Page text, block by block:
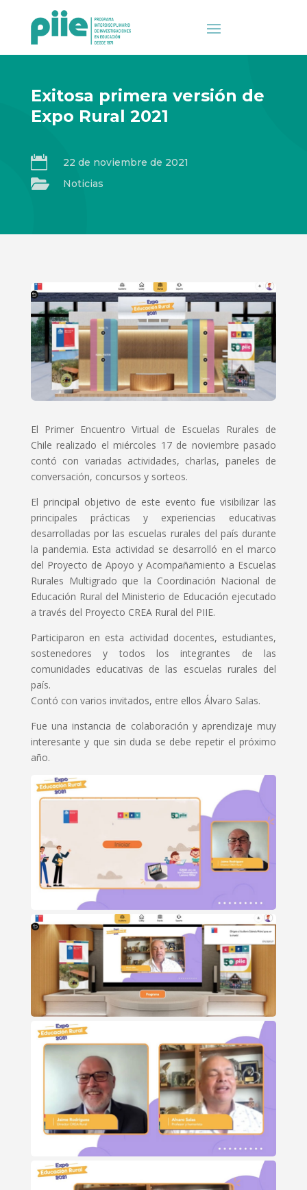
Exitosa primera versión de
Expo Rural 2021
 22 de noviembre de 2021
 Noticias
El Primer Encuentro Virtual de Escuelas Rurales de
Chile realizado el miércoles 17 de noviembre pasado
contó con variadas actividades, charlas, paneles de
conversación, concursos y sorteos.
El principal objetivo de este evento fue visibilizar las
principales prácticas y experiencias educativas
desarrolladas por las escuelas rurales del país durante
la pandemia. Esta actividad se desarrolló en el marco
del Proyecto de Apoyo y Acompañamiento a Escuelas
Rurales Multigrado que la Coordinación Nacional de
Educación Rural del Ministerio de Educación ejecutado
a través del Proyecto CREA Rural del PIIE.
Participaron en esta actividad docentes, estudiantes,
sostenedores y todos los integrantes de las
comunidades educativas de las escuelas rurales del
país.
Contó con varios invitados, entre ellos Álvaro Salas.
Fue una instancia de colaboración y aprendizaje muy
interesante y que sin duda se debe repetir el próximo
año.